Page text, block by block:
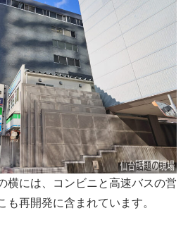
横には、コンビニと高速バスの営
も再開発に含まれています。